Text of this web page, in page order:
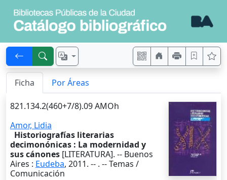
Ficha Por Áreas
821.134.2(460+7/8).09 AMOh
Amor, Lidia
Historiografías literarias
decimonónicas : La modernidad y
sus cánones [LITERATURA]. -- Buenos
Aires : Eudeba, 2011. -- . -- Temas /
Comunicación